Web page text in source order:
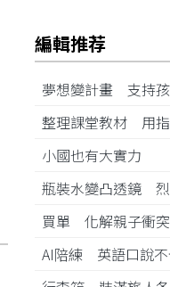
編輯推荐
夢想變計畫 支持
整理課堂教材 用
小國也有大實力
瓶裝水變凸透鏡
買單 化解親子衝
AI陪練 英語口說